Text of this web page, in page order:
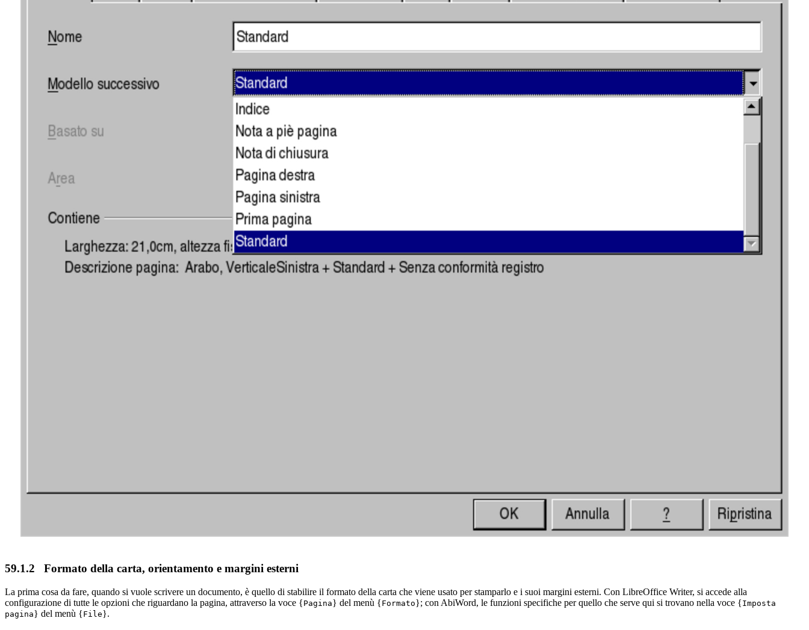
59.1.2 Formato della carta, orientamento e margini esterni
La prima cosa da fare, quando si vuole scrivere un documento, è quello di stabilire il formato della carta che viene usato per stamparlo e i suoi margini esterni. Con LibreOffice Writer, si accede alla
configurazione di tutte le opzioni che riguardano la pagina, attraverso la voce {Pagina} del menù {Formato}; con AbiWord, le funzioni specifiche per quello che serve qui si trovano nella voce {Imposta
pagina} del menù {File}.